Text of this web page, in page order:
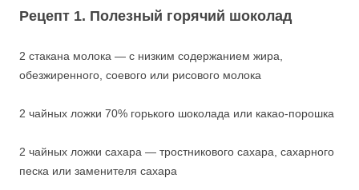
Рецепт 1. Полезный горячий шоколад
2 стакана молока — с низким содержанием жира,
обезжиренного, соевого или рисового молока
2 чайных ложки 70% горького шоколада или какао-порошка
2 чайных ложки сахара — тростникового сахара, сахарного
песка или заменителя сахара